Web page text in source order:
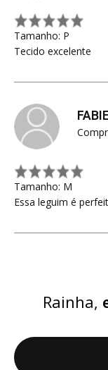
Tamanho: P
Tecido excelente
Tamanho: M
Essa leguim é
Rainha,